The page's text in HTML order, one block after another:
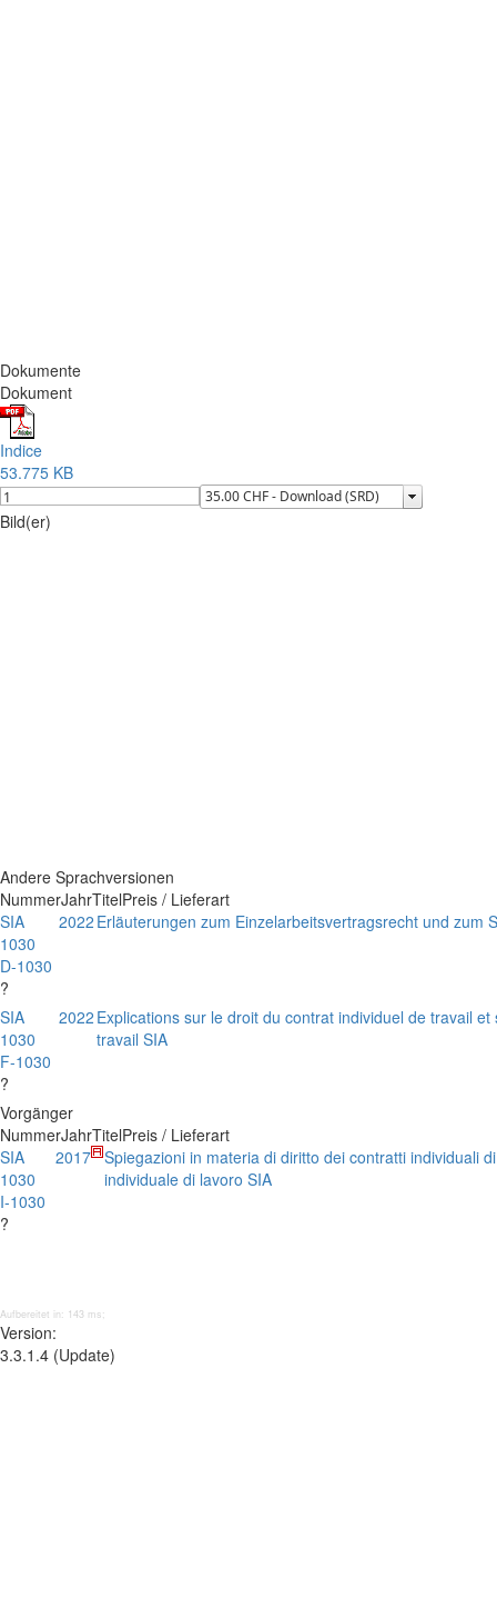
Dokumente
Dokument
Indice
53.775 KB
Bild(er)
Andere Sprachversionen
NummerJahrTitelPreis / Lieferart
SIA
1030
D-1030
?
2022 Erläuterungen zum Einzelarbeitsvertragsrecht und zum
SIA
1030
F-1030
?
2022 Explications sur le droit du contrat individuel de travail
travail SIA
Vorgänger
NummerJahrTitelPreis / Lieferart
SIA
1030
I-1030
?
2017 Spiegazioni in materia di diritto dei contratti individuali
individuale di lavoro SIA
Aufbereitet in: 143 ms;
Version:
3.3.1.4 (Update)